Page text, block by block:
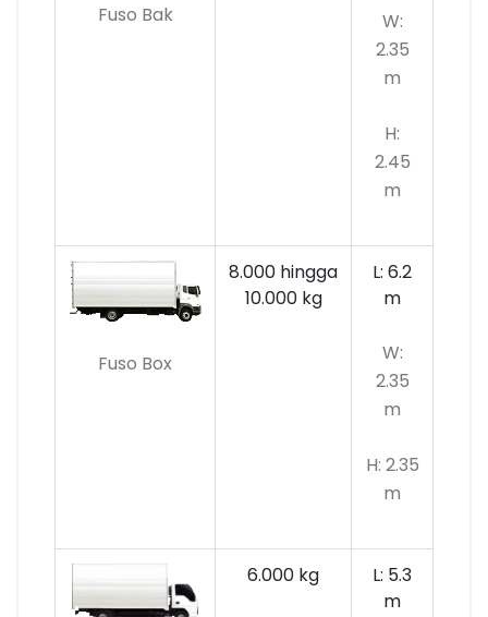
Fuso Bak
W:
2.35
m
H:
2.45
m
Fuso Box
8.000 hingga
10.000 kg
L: 6.2
m
W:
2.35
m
H: 2.35
m
6.000 kg
L: 5.3
m